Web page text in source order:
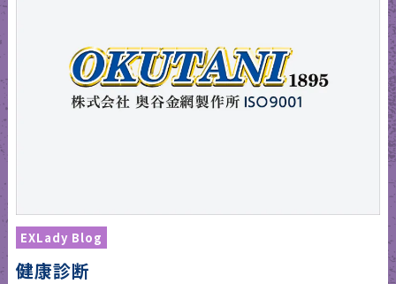
EXLady Blog
健康診断